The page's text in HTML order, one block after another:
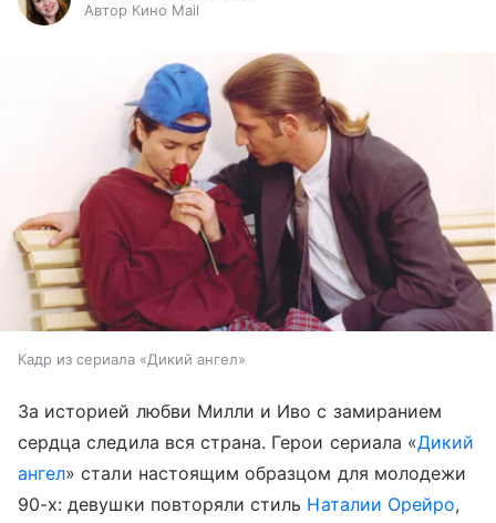
Автор Кино Mail
Кадр из сериала «Дикий ангел»
За историей любви Милли и Иво с замиранием
сердца следила вся страна. Герои сериала «Дикий
ангел» стали настоящим образцом для молодежи
90-х: девушки повторяли стиль Наталии Орейро,